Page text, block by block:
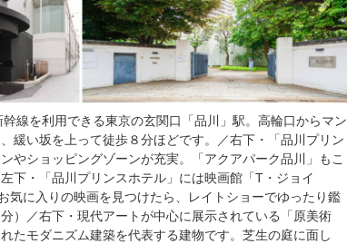
線を利用できる東京の玄関口「品川」駅。高輪口からマン
緩い坂を上って徒歩８分ほどです。／右下・「品川プリン
やショッピングゾーンが充実。「アクアパーク品川」もこ
下・「品川プリンスホテル」には映画館「T・ジョイ
気に入りの映画を見つけたら、レイトショーでゆったり鑑
）／右下・現代アートが中心に展示されている「原美術
たモダニズム建築を代表する建物です。芝生の庭に面し